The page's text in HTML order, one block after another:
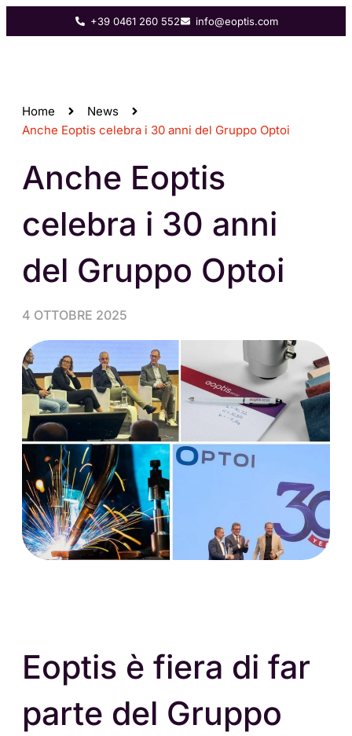
+39 0461 260 552 info@eoptis.com
Home
News
Anche Eoptis celebra i 30 anni del Gruppo Optoi
Anche Eoptis
celebra i 30 anni
del Gruppo Optoi
4 OTTOBRE 2025
Eoptis è fiera di far
parte del Gruppo